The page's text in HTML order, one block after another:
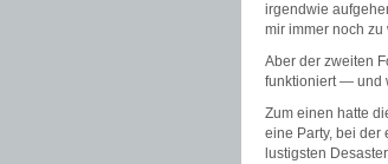
irgendwie
mir immer noch
Aber der zweiten
funktioniert — und
Zum einen hatte
eine Party, bei der
lustigsten